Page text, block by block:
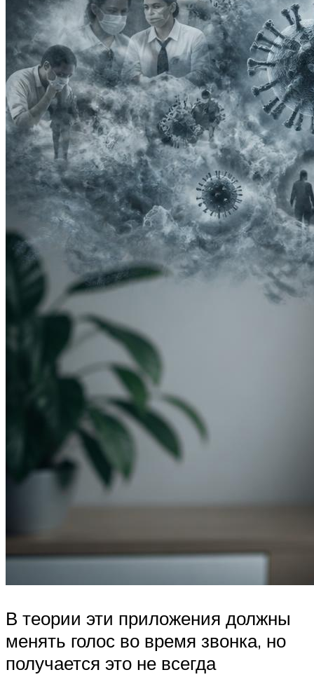
В теории эти приложения должны
менять голос во время звонка, но
получается это не всегда